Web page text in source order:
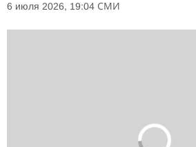
6 июля 2026, 19:04 СМИ